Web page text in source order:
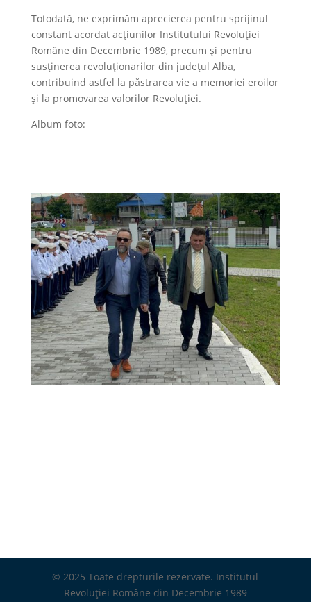
Totodată, ne exprimăm aprecierea pentru sprijinul
constant acordat acțiunilor Institutului Revoluției
Române din Decembrie 1989, precum și pentru
susținerea revoluționarilor din județul Alba,
contribuind astfel la păstrarea vie a memoriei eroilor
și la promovarea valorilor Revoluției.
Album foto:
© 2025 Toate drepturile rezervate. Institutul
Revoluției Române din Decembrie 1989